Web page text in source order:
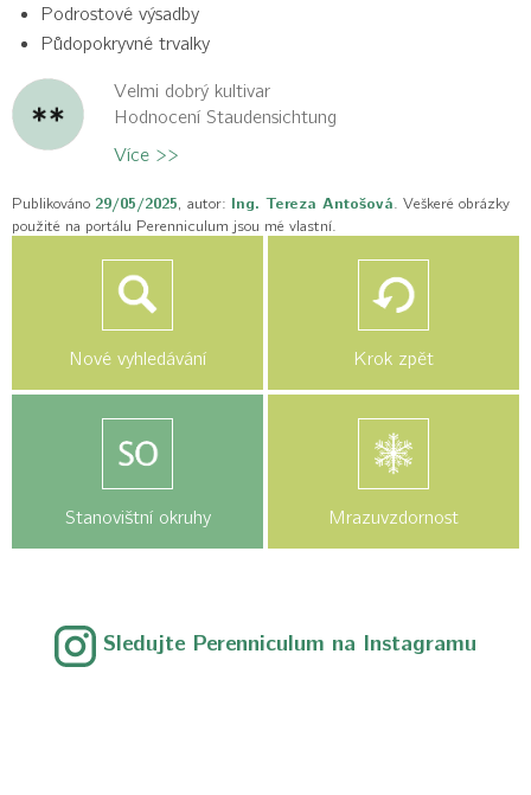
Podrostové výsadby
Půdopokryvné trvalky
Velmi dobrý kultivar
Hodnocení Staudensichtung
Více >>
Publikováno 29/05/2025, autor: Ing. Tereza Antošová. Veškeré obrázky
použité na portálu Perenniculum jsou mé vlastní.
Nové vyhledávání Krok zpět
Stanovištní okruhy Mrazuvzdornost
Sledujte Perenniculum na Instagramu